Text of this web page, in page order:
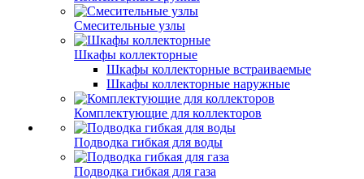
Смесительные узлы
Шкафы коллекторные
Шкафы коллекторные встраиваемые
Шкафы коллекторные наружные
Комплектующие для коллекторов
Подводка гибкая для воды
Подводка гибкая для газа